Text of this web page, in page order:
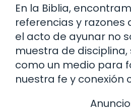
En la Biblia,
referencias y razones
el acto de ayunar no
muestra de
como un medio para
nuestra fe y conexión